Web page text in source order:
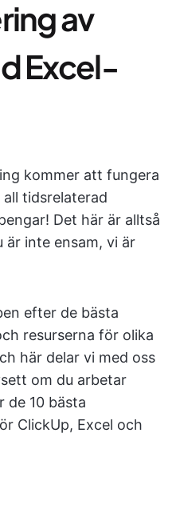
av
Excel-
kommer att fungera
tidsrelaterad
Det här är alltså
inte ensam, vi är
efter de bästa
resurserna för olika
här delar vi med oss
om du arbetar
de 10 bästa
ClickUp, Excel och